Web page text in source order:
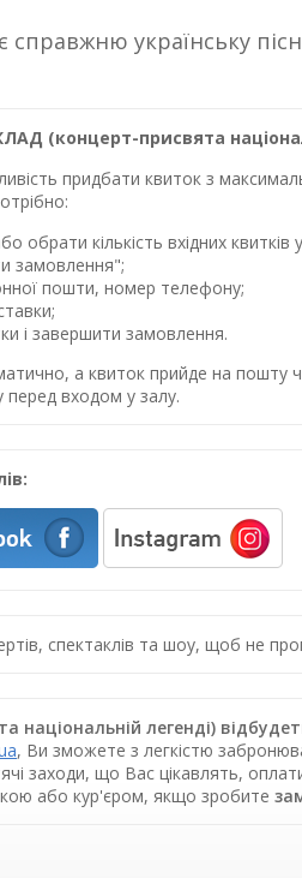
справжню українську
(концерт-присвята
придбати квиток з
обрати кількість вхідних квитків
замовлення";
пошти, номер телефону;
і завершити замовлення.
а квиток прийде на
входом у залу.
спектаклів та шоу, щоб не
національній легенді)
, Ви зможете з легкістю
заходи, що Вас цікавлять,
або кур'єром, якщо зробите